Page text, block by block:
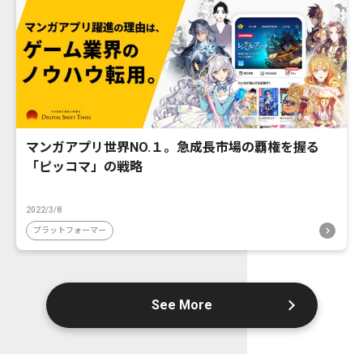
マンガアプリ世界NO.１。急成長市場の覇権を握る
「ピッコマ」の戦略
2022/3/8
プラットフォーマー
See More